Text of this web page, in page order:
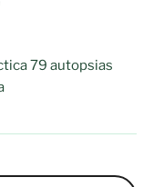
79 autopsias